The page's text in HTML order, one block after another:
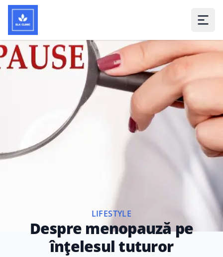
LIFESTYLE
Despre menopauză pe
înțelesul tuturor